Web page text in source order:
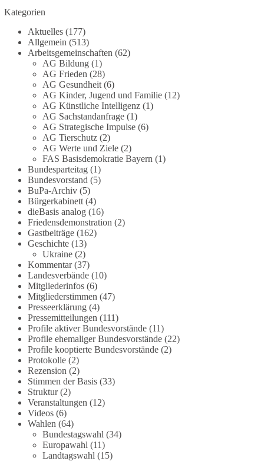
Im Politischen Frühschoppen diskutieren die
Teilnehmer das Verhältnis von Mensch, Natur und
Grundgesetz.
Beitrag der AG Strategische Impulse
Kann die Natur Träger eigener Grundrechte sein?
Oder würde eine solche Entwicklung das
Fundament unseres Grundgesetzes sprengen? Mit
dieser grundsätzlichen Frage beschäftigte sich die
Teilnehmer des Politischen Frühschoppens der
AG Strategische Impulse am 19. Juli 2026.
Referent Frank Bothmann stellte die These auf,
dass die derzeit in Teilen der Umweltbewegung
diskutierten „Grundrechte der Natur“ weit über
klassischen Naturschutz hinausreichen und
grundlegende Fragen zum Menschenbild, zum
Rechtsstaat und zur Demokratie aufwerfen. [...]
👉 Hier weiterlesen:https://diebasis-
partei.de/2026/07/grundrechte-der-natur-ein-
angriff-auf-das-grundgesetz/
🟩🟩🟦🟦🟥🟥🟧🟧
Es ging weniger um fertige Antworten als um eine
Debatte darüber, wie Freiheit, Verantwortung,
Naturschutz und Grundrechte in einer
demokratischen Gesellschaft künftig miteinander
in Einklang gebracht werden können.
#dieBasis #natur #grundrechte
#demokratie
Kategorien
Aktuelles(177)
Allgemein (513)
Arbeitsgemeinschaften (62)
AG Bildung(1)
AG Frieden (28)
AG Gesundheit(6)
AG Kinder, Jugend und Familie(12)
AG Künstliche Intelligenz(1)
AG Sachstandanfrage(1)
AG Strategische Impulse(6)
AG Tierschutz(2)
AG Werte und Ziele(2)
FAS Basisdemokratie Bayern (1)
Bundesparteitag(1)
Bundesvorstand (5)
BuPa-Archiv(5)
Bürgerkabinett(4)
dieBasis analog(16)
Friedensdemonstration (2)
Gastbeiträge(162)
Geschichte(13)
Ukraine(2)
Kommentar(37)
Landesverbände(10)
Mitgliederinfos(6)
Mitgliederstimmen (47)
Presseerklärung(4)
Pressemitteilungen (111)
Profile aktiver Bundesvorstände(11)
Profile ehemaliger Bundesvorstände(22)
Profile kooptierte Bundesvorstände(2)
Protokolle(2)
Rezension (2)
Stimmen der Basis(33)
Struktur(2)
Veranstaltungen (12)
Videos(6)
Wahlen (64)
Bundestagswahl (34)
Europawahl (11)
Landtagswahl (15)